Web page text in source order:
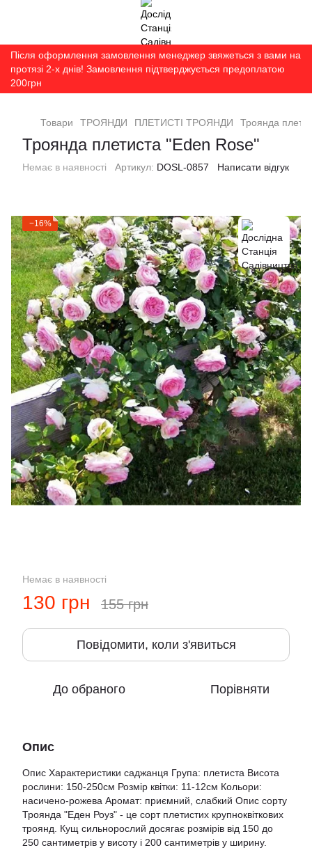
Після оформлення замовлення менеджер звяжеться з вами на
протязі 2-х днів! Замовлення підтверджується предоплатою
200грн
Товари ТРОЯНДИ ПЛЕТИСТІ ТРОЯНДИ Троянда
Троянда плетиста "Eden Rose"
Немає в наявності Артикул: DOSL-0857 Написати відгук
−16%
Немає в наявності
130 грн 155 грн
Повідомити, коли з'явиться
До обраного Порівняти
Опис
Опис Характеристики саджанця Група: плетиста Висота
рослини: 150-250см Розмір квітки: 11-12см Кольори:
насичено-рожева Аромат: приємний, слабкий Опис сорту
Троянда "Еден Роуз" - це сорт плетистих крупноквіткових
троянд. Кущ сильнорослий досягає розмірів від 150 до
250 сантиметрів у висоту і 200 сантиметрів у ширину.